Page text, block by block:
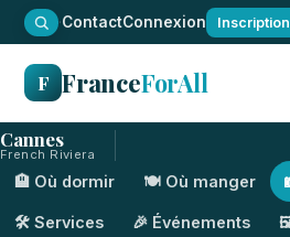
·ContactConnexion Inscription
F FranceForAll
Cannes
French Riviera
🏨 Où dormir 🍽️ Où manger
🛠️ Services 🎉 Événements